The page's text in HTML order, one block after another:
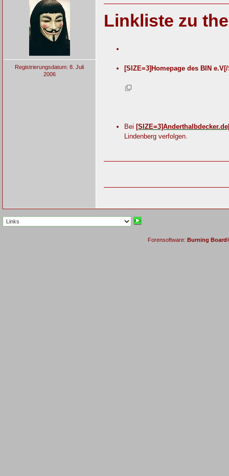
Registrierungsdatum: 8. Juli
2006
Linkliste zu
[SIZE=3]Homepage des BIN
Bei
Lindenberg verfolgen.
Forensoftware: Burning